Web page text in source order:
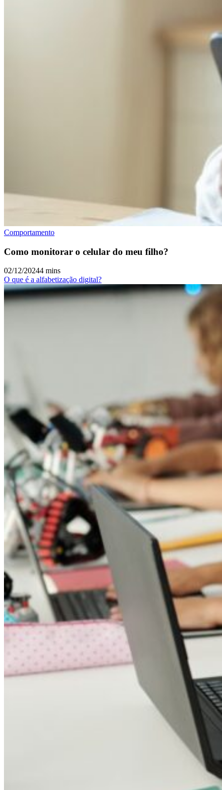
Comportamento
Como monitorar o celular do meu filho?
02/12/20244 mins
O que é a alfabetização digital?